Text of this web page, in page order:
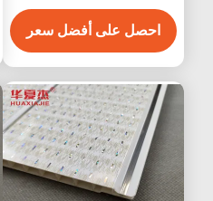
PVC لوحة حائط للديكور
الداخلي للجدران 250*5
الحجم
احصل على أفضل سعر